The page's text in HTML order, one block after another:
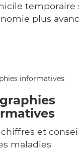
plus
et
maladies